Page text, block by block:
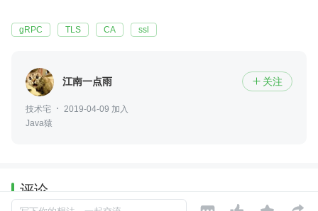
gRPC TLS CA ssl
江南一点雨  关注
技术宅
2019-04-09 加入
Java猿
评论